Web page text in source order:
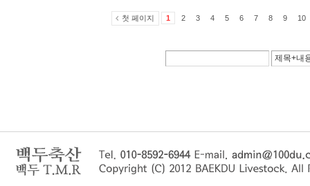
첫 페이지 1 2 3 4 5 6 7 8 9 10